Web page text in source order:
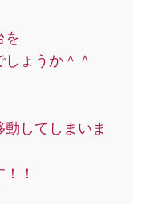
を
ょうか＾＾
してしまいま
！